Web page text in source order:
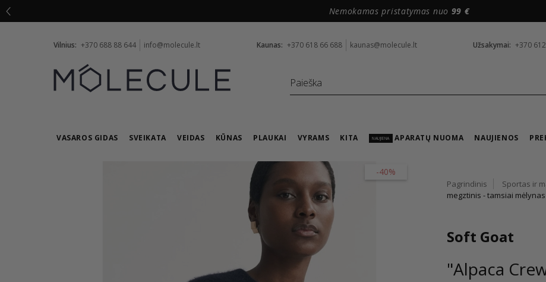
Nemokamas pristatymas nuo 99 €
Vilnius: +370 688 88 644 info@molecule.lt Kaunas: +370 618 66 688 kaunas@molecule.lt Užsakymai: +370
VASAROS GIDAS SVEIKATA VEIDAS KŪNAS PLAUKAI VYRAMS KITA NAUJIENA APARATŲ NUOMA NAUJIENOS
-40%
Pagrindinis Sportas ir
megztinis - tamsiai mėlynas
Soft Goat
"Alpaca